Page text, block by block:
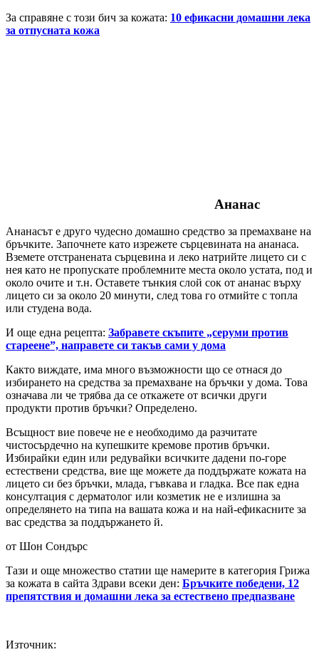
За справяне с този бич за кожата: 10 ефикасни домашни лека
за отпусната кожа
Ананас
Ананасът е друго чудесно домашно средство за премахване на
бръчките. Започнете като изрежете сърцевината на ананаса.
Вземете отстранената сърцевина и леко натрийте лицето си с
нея като не пропускате проблемните места около устата, под и
около очите и т.н. Оставете тънкия слой сок от ананас върху
лицето си за около 20 минути, след това го отмийте с топла
или студена вода.
И още една рецепта: Забравете скъпите „серуми против
стареене”, направете си такъв сами у дома
Както виждате, има много възможности що се отнася до
избирането на средства за премахване на бръчки у дома. Това
означава ли че трябва да се откажете от всички други
продукти против бръчки? Определено.
Всъщност вие повече не е необходимо да разчитате
чистосърдечно на купешките кремове против бръчки.
Избирайки един или редувайки всичките дадени по-горе
естествени средства, вие ще можете да поддържате кожата на
лицето си без бръчки, млада, гъвкава и гладка. Все пак една
консултация с дерматолог или козметик не е излишна за
определянето на типа на вашата кожа и на най-ефикасните за
вас средства за поддържането й.
от Шон Сондърс
Тази и още множество статии ще намерите в категория Грижа
за кожата в сайта Здрави всеки ден: Бръчките победени, 12
препятствия и домашни лека за естествено предпазване
Източник: